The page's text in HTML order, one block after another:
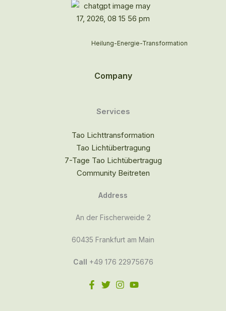
Heilung-Energie-Transformation
Company
Services
Tao Lichttransformation
Tao Lichtübertragung
7-Tage Tao Lichtübertragug
Community Beitreten
Address
An der Fischerweide 2
60435 Frankfurt am Main
Call +49 176 22975676